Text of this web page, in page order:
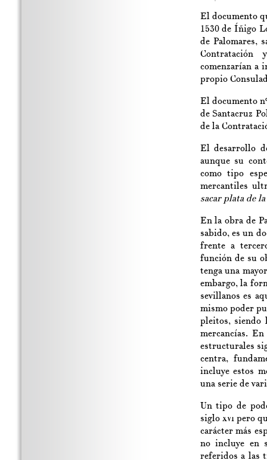
El documento
1530 de Íñigo
de Palomares,
Contratación
comenzarían a
propio
El documento
de Santacruz
de la
El desarrollo
aunque su
como tipo
mercantiles
sacar plata de
En la obra de
sabido, es un
frente a
función de su
tenga una
embargo, la
sevillanos es
mismo poder
pleitos, siendo
mercancías.
estructurales
centra,
incluye estos
una serie de
Un tipo de
siglo xvipero
carácter más
no incluye en
referidos a las